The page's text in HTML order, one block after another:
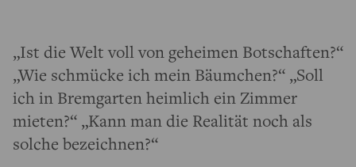
„Ist die Welt voll von geheimen Botschaften?“
„Wie schmücke ich mein Bäumchen?“ „Soll
ich in Bremgarten heimlich ein Zimmer
mieten?“ „Kann man die Realität noch als
solche bezeichnen?“